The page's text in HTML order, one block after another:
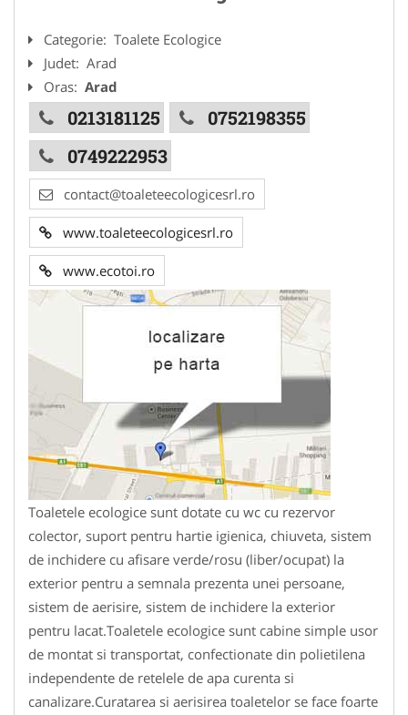
Categorie: Toalete Ecologice
Judet: Arad
Oras: Arad
0213181125
0752198355
0749222953
contact@toaleteecologicesrl.ro
www.toaleteecologicesrl.ro
www.ecotoi.ro
Toaletele ecologice sunt dotate cu wc cu rezervor
colector, suport pentru hartie igienica, chiuveta, sistem
de inchidere cu afisare verde/rosu (liber/ocupat) la
exterior pentru a semnala prezenta unei persoane,
sistem de aerisire, sistem de inchidere la exterior
pentru lacat.Toaletele ecologice sunt cabine simple usor
de montat si transportat, confectionate din polietilena
independente de retelele de apa curenta si
canalizare.Curatarea si aerisirea toaletelor se face foarte